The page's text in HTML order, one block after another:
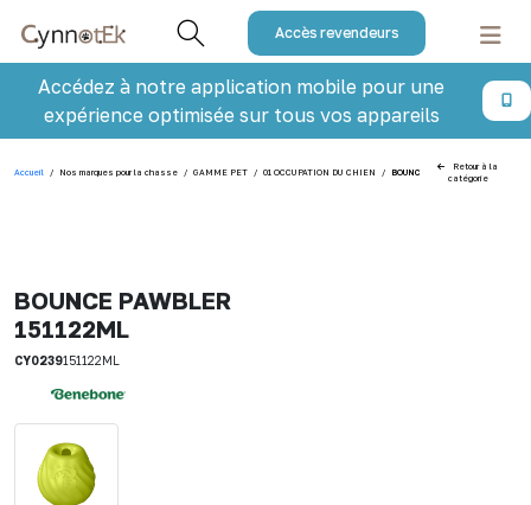
Accès revendeurs
Accédez à notre application mobile pour une
expérience optimisée sur tous vos appareils
Accueil / Nos marques pour la chasse / GAMME PET / 01 OCCUPATION DU CHIEN / BOUNCE PAWBLER 151122ML
Retour à la
catégorie
BOUNCE PAWBLER
151122ML
CY0239151122ML